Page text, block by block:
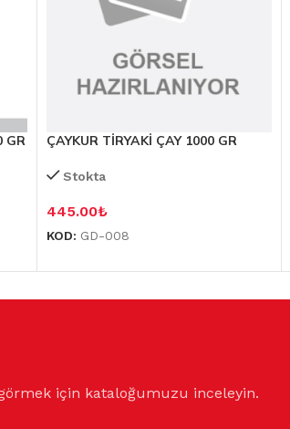
GR ÇAYKUR TİRYAKİ ÇAY 1000 GR
Stokta
445.00₺
KOD: GD-008
için kataloğumuzu inceleyin.